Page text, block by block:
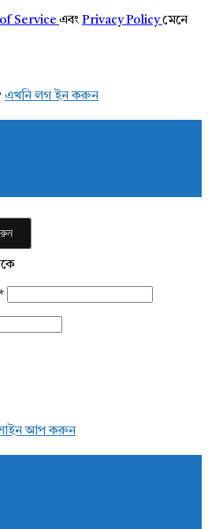
Service এবং Privacy Policyমেনে
এখনি লগ ইন করুন
আপ করুন